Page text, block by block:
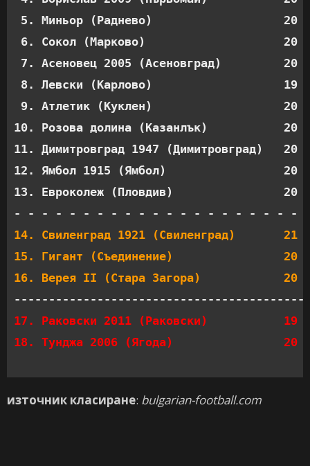
5. Миньор (Раднево)
6. Сокол (Марково)                    20
7. Асеновец 2005 (Асеновград)
8. Левски (Карлово)
9. Атлетик (Куклен)
10. Розова долина (Казанлък)
11. Димитровград 1947
12. Ямбол 1915 (Ямбол)
13. Евроколеж (Пловдив)
14. Свиленград 1921 (Свиленград)
15. Гигант (Съединение)
16. Верея II (Стара Загора)
17. Раковски 2011 (Раковски)
18. Тунджа 2006 (Ягода)
източник класиране: bulgarian-football.com